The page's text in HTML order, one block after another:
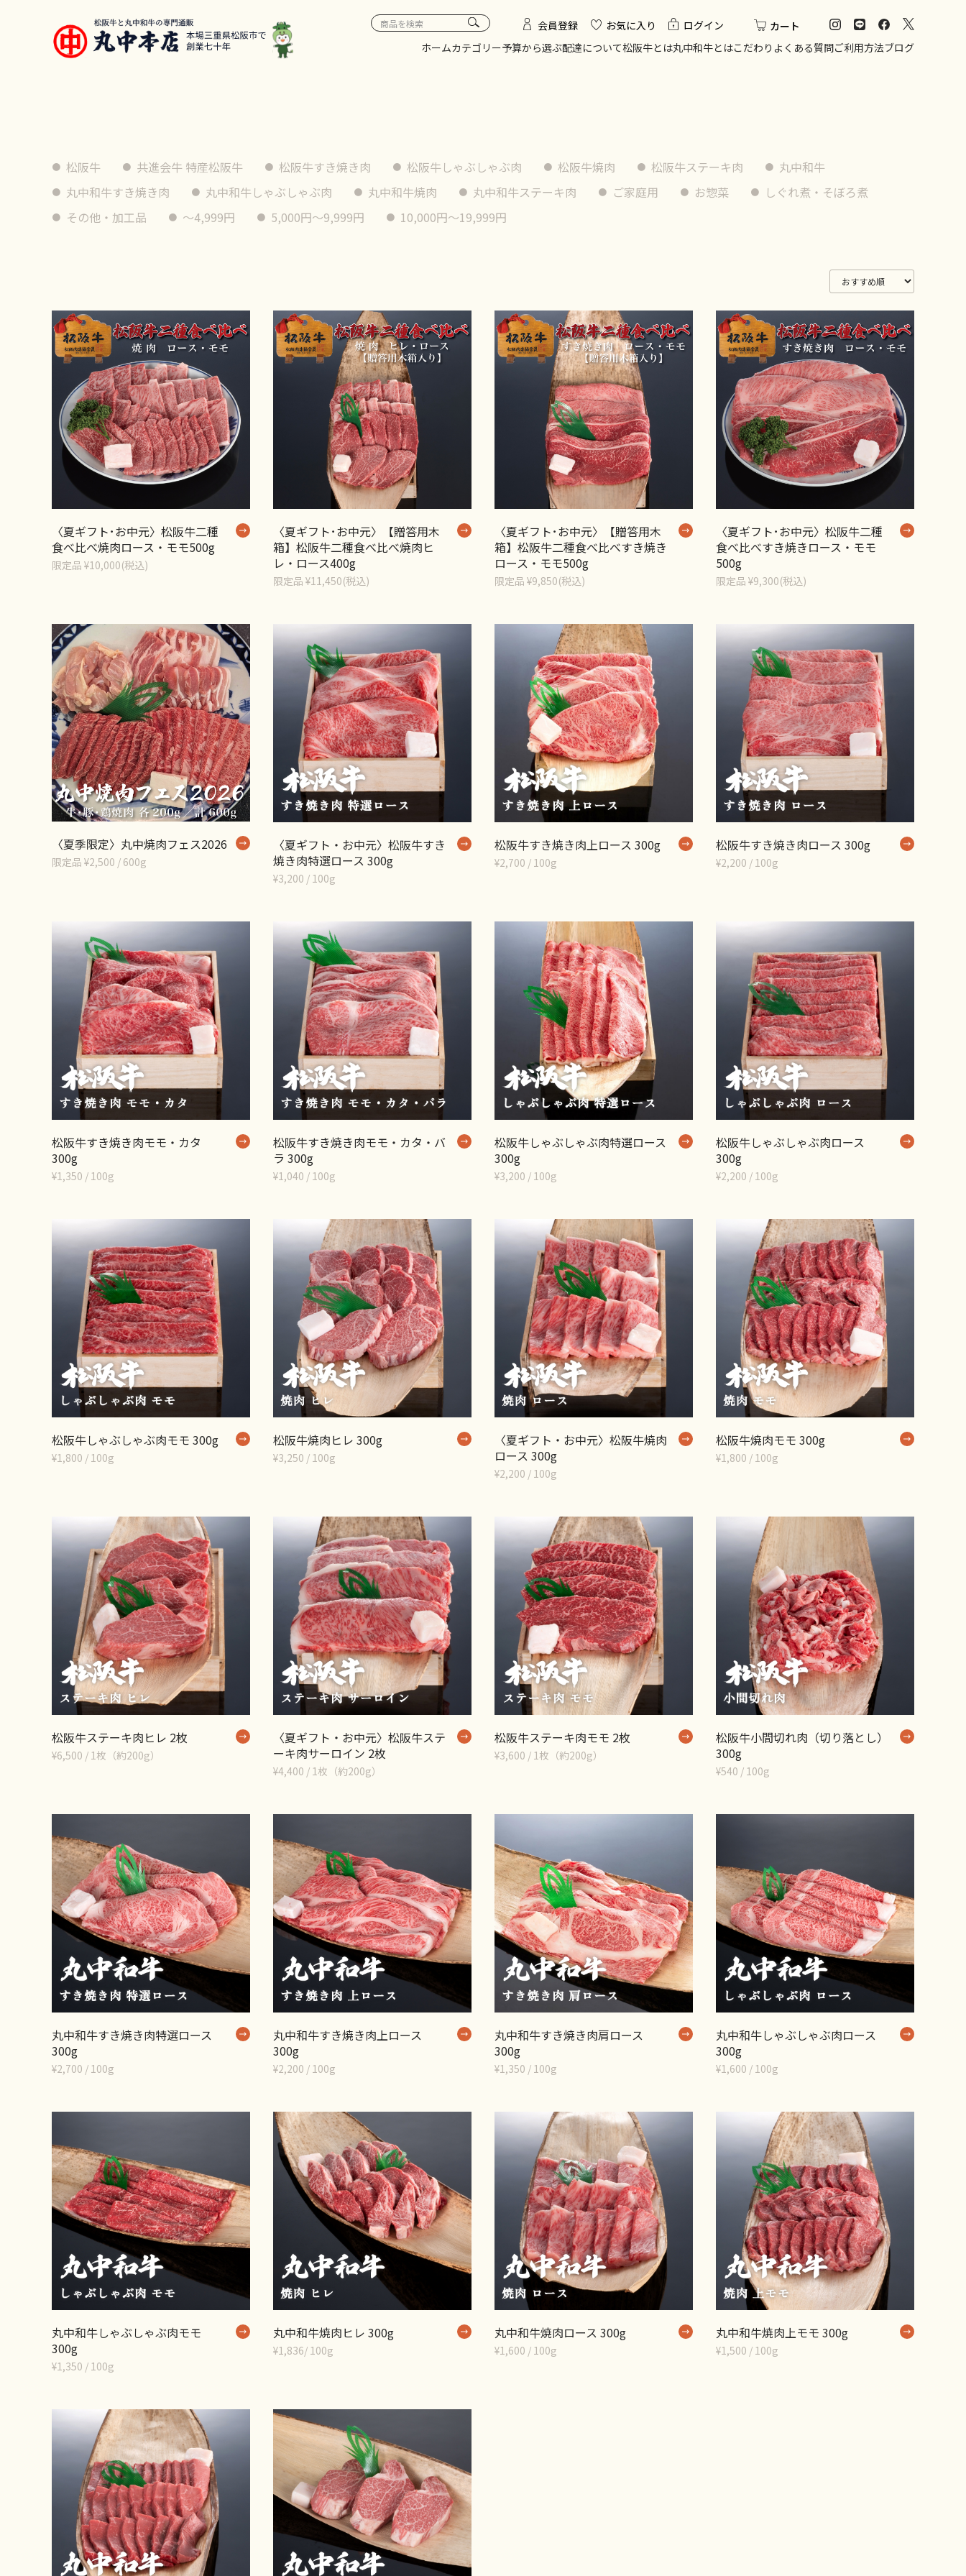
会員登録 お気に入り ログイン
カート
ホームカテゴリー予算から選ぶ配達について松阪牛とは丸中和牛とはこだわり よくある質問ご利用方法ブログ
松阪牛 共進会牛 特産松阪牛 松阪牛すき焼き肉 松阪牛しゃぶしゃぶ肉 松阪牛焼肉 松阪牛ステーキ肉
丸中和牛
丸中和牛すき焼き肉
丸中和牛しゃぶしゃぶ肉 丸中和牛焼肉 丸中和牛ステーキ肉 ご家庭用 お惣菜
しぐれ煮・そぼろ煮
その他・加工品
〜4,999円 5,000円〜9,999円 10,000円〜19,999円
〈夏ギフト･お中元〉松阪牛二種
食べ比べ焼肉ロース・モモ500g
限定品 ¥10,000(税込)
〈夏ギフト･お中元〉【贈答用木
箱】松阪牛二種食べ比べ焼肉ヒ
レ・ロース400g
限定品 ¥11,450(税込)
〈夏ギフト･お中元〉【贈答用木
箱】松阪牛二種食べ比べすき焼き
ロース・モモ500g
限定品 ¥9,850(税込)
〈夏ギフト･お中元〉松阪牛二種
食べ比べすき焼きロース・モモ
500g
限定品 ¥9,300(税込)
〈夏季限定〉丸中焼肉フェス2026
限定品 ¥2,500 / 600g
〈夏ギフト・お中元〉松阪牛すき
焼き肉特選ロース 300g
¥3,200 / 100g
松阪牛すき焼き肉上ロース 300g
¥2,700 / 100g
松阪牛すき焼き肉ロース 300g
¥2,200 / 100g
松阪牛すき焼き肉モモ・カタ
300g
¥1,350 / 100g
松阪牛すき焼き肉モモ・カタ・バ
ラ 300g
¥1,040 / 100g
松阪牛しゃぶしゃぶ肉特選ロース
300g
¥3,200 / 100g
松阪牛しゃぶしゃぶ肉ロース
300g
¥2,200 / 100g
松阪牛しゃぶしゃぶ肉モモ 300g
¥1,800 / 100g
松阪牛焼肉ヒレ 300g
¥3,250 / 100g
〈夏ギフト・お中元〉松阪牛焼肉
ロース 300g
¥2,200 / 100g
松阪牛焼肉モモ 300g
¥1,800 / 100g
松阪牛ステーキ肉ヒレ 2枚
¥6,500 / 1枚（約200g）
〈夏ギフト・お中元〉松阪牛ステ
ーキ肉サーロイン 2枚
¥4,400 / 1枚（約200g）
松阪牛ステーキ肉モモ 2枚
¥3,600 / 1枚（約200g）
松阪牛小間切れ肉（切り落とし）
300g
¥540 / 100g
丸中和牛すき焼き肉特選ロース
300g
¥2,700 / 100g
丸中和牛すき焼き肉上ロース
300g
¥2,200 / 100g
丸中和牛すき焼き肉肩ロース
300g
¥1,350 / 100g
丸中和牛しゃぶしゃぶ肉ロース
300g
¥1,600 / 100g
丸中和牛しゃぶしゃぶ肉モモ
300g
¥1,350 / 100g
丸中和牛焼肉ヒレ 300g
¥1,836/ 100g
丸中和牛焼肉ロース 300g
¥1,600 / 100g
丸中和牛焼肉上モモ 300g
¥1,500 / 100g